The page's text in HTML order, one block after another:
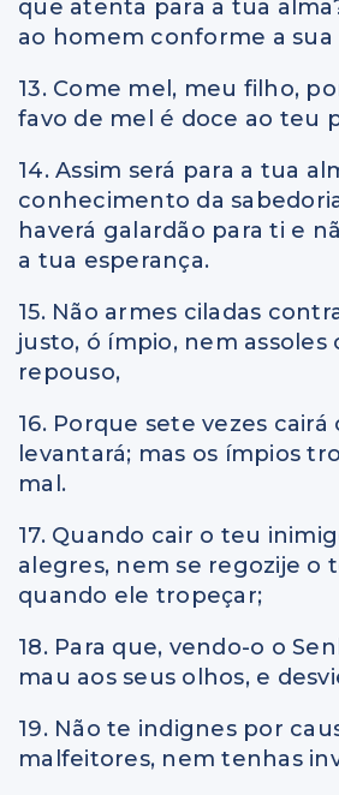
que atenta para a tua
ao homem conforme a sua
13. Come mel, meu filho,
favo de mel é doce ao teu
14. Assim será para a tua
conhecimento da
haverá galardão para ti e
a tua esperança.
15. Não armes ciladas
justo, ó ímpio, nem assoles
repouso,
16. Porque sete vezes cairá
levantará; mas os ímpios
mal.
17. Quando cair o teu
alegres, nem se regozije o
quando ele tropeçar;
18. Para que, vendo-o o
mau aos seus olhos, e
19. Não te indignes por
malfeitores, nem tenhas